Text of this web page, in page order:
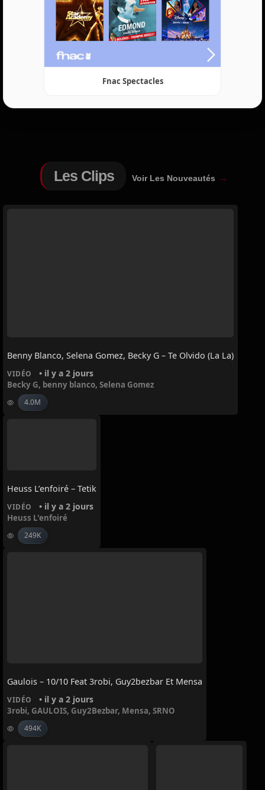
Fnac Spectacles
Les Clips Voir Les Nouveautés →
Benny Blanco, Selena Gomez, Becky G – Te Olvido (La La)
VIDÉO • il y a 2 jours
Becky G, benny blanco, Selena Gomez
4.0M
Heuss L’enfoiré – Tetik
VIDÉO • il y a 2 jours
Heuss L'enfoiré
249K
Gaulois – 10/10 Feat 3robi, Guy2bezbar Et Mensa
VIDÉO • il y a 2 jours
3robi, GAULOIS, Guy2Bezbar, Mensa, SRNO
494K